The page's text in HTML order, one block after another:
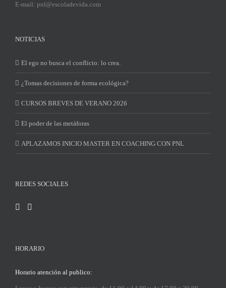
E-mail: pnl@escoladevida.com
NOTICIAS
El ego no busca el conflicto: lo crea.
¿Tomas decisiones de forma ecológica?
CURSOS BREVES DE VERANO 2026
El poder de las metáforas
APLAZAMOS INICIO MASTER EN COACHING CON PNL
REDES SOCIALES
HORARIO
Horario atención al publico: